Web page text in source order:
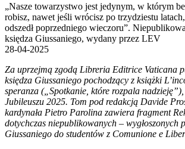
„Nasze towarzystwo jest jedynym, w którym
robisz, nawet jeśli wrócisz po trzydziestu
odszedł poprzedniego wieczoru”.
księdza Giussaniego, wydany przez LEV
28-04-2025
Za uprzejmą zgodą Libreria Editrice Vaticana
księdza Giussaniego pochodzący z książki
speranza („Spotkanie, które rozpala
Jubileuszu 2025. Tom pod redakcją Davide
kardynała Pietro Parolina zawiera fragment
dotychczas niepublikowanych – wygłoszonych
Giussaniego do studentów z Comunione e